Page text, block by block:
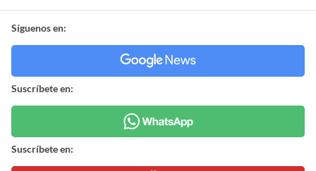
Síguenos en:
Suscríbete en:
Suscríbete en: